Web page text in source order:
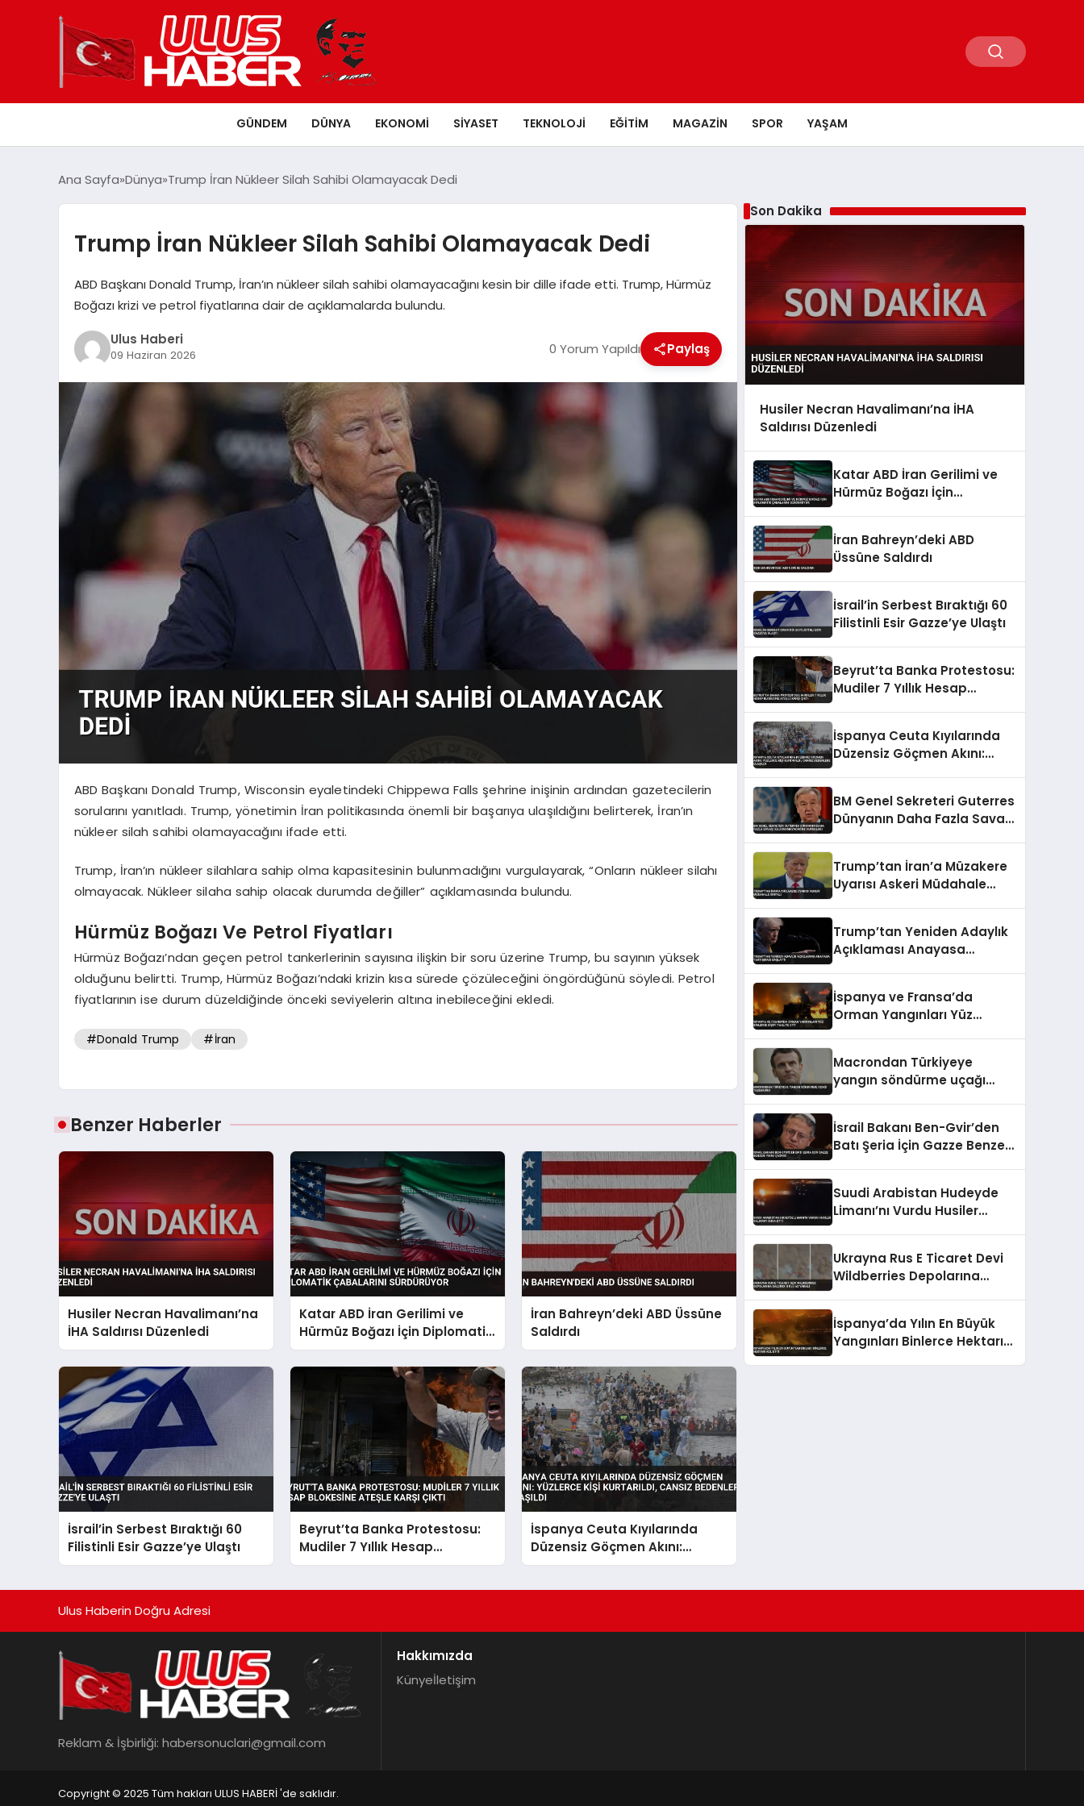
GÜNDEM DÜNYA EKONOMI SIYASET TEKNOLOJI EĞITIM MAGAZIN SPOR YAŞAM
Ana Sayfa Dünya Trump İran Nükleer Silah Sahibi Olamayacak Dedi
Trump İran Nükleer Silah Sahibi Olamayacak Dedi
ABD Başkanı Donald Trump, İran’ın nükleer silah sahibi olamayacağını kesin bir dille ifade etti. Trump, Hürmüz
Boğazı krizi ve petrol fiyatlarına dair de açıklamalarda bulundu.
Ulus Haberi
09 Haziran 2026 0 Yorum Yapıldı Paylaş
ABD Başkanı Donald Trump, Wisconsin eyaletindeki Chippewa Falls şehrine inişinin ardından gazetecilerin
sorularını yanıtladı. Trump, yönetimin İran politikasında önemli bir başarıya ulaşıldığını belirterek, İran’ın
nükleer silah sahibi olamayacağını ifade etti.
Trump, İran’ın nükleer silahlara sahip olma kapasitesinin bulunmadığını vurgulayarak, “Onların nükleer silahı
olmayacak. Nükleer silaha sahip olacak durumda değiller” açıklamasında bulundu.
Hürmüz Boğazı Ve Petrol Fiyatları
Hürmüz Boğazı’ndan geçen petrol tankerlerinin sayısına ilişkin bir soru üzerine Trump, bu sayının yüksek
olduğunu belirtti. Trump, Hürmüz Boğazı’ndaki krizin kısa sürede çözüleceğini öngördüğünü söyledi. Petrol
fiyatlarının ise durum düzeldiğinde önceki seviyelerin altına inebileceğini ekledi.
#Donald Trump #İran
Benzer Haberler
Husiler Necran Havalimanı’na
İHA Saldırısı Düzenledi
Katar ABD İran Gerilimi ve
Hürmüz Boğazı İçin Diplomatik
Çabalarını Sürdürüyor
İran Bahreyn’deki ABD Üssüne
Saldırdı
İsrail’in Serbest Bıraktığı 60
Filistinli Esir Gazze’ye Ulaştı
Beyrut’ta Banka Protestosu:
Mudiler 7 Yıllık Hesap
Blokesine Ateşle Karşı Çıktı
İspanya Ceuta Kıyılarında
Düzensiz Göçmen Akını:
Yüzlerce Kişi Kurtarıldı, Cansız
Son Dakika
Husiler Necran Havalimanı’na İHA
Saldırısı Düzenledi
Katar ABD İran Gerilimi ve
Hürmüz Boğazı İçin
İran Bahreyn’deki ABD
Üssüne Saldırdı
İsrail’in Serbest Bıraktığı 60
Filistinli Esir Gazze’ye Ulaştı
Beyrut’ta Banka Protestosu:
Mudiler 7 Yıllık Hesap
İspanya Ceuta Kıyılarında
Düzensiz Göçmen Akını:
BM Genel Sekreteri Guterres
Dünyanın Daha Fazla Savaşı
Trump’tan İran’a Müzakere
Uyarısı Askeri Müdahale
Trump’tan Yeniden Adaylık
Açıklaması Anayasa
İspanya ve Fransa’da
Orman Yangınları Yüz
Macrondan Türkiyeye
yangın söndürme uçağı
İsrail Bakanı Ben-Gvir’den
Batı Şeria İçin Gazze Benzeri
Suudi Arabistan Hudeyde
Limanı’nı Vurdu Husiler
Ukrayna Rus E Ticaret Devi
Wildberries Depolarına
İspanya’da Yılın En Büyük
Yangınları Binlerce Hektarı
Ulus Haberin Doğru Adresi
Reklam & İşbirliği: habersonuclari@gmail.com
Hakkımızda
Künyeİletişim
Copyright © 2025 Tüm hakları ULUS HABERİ 'de saklıdır.